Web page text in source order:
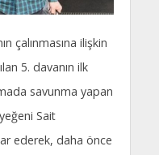
çalınmasına ilişkin
5. davanın ilk
savunma yapan
Sait
ederek, daha önce